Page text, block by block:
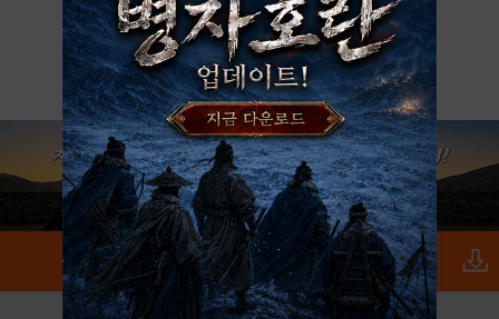
아이디 / 비밀번호 찾기 회원가입